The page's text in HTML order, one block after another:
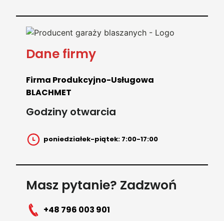
Dane firmy
Firma Produkcyjno-Usługowa
BLACHMET
Godziny otwarcia
poniedziałek-piątek: 7:00-17:00
Masz pytanie? Zadzwoń
+48 796 003 901